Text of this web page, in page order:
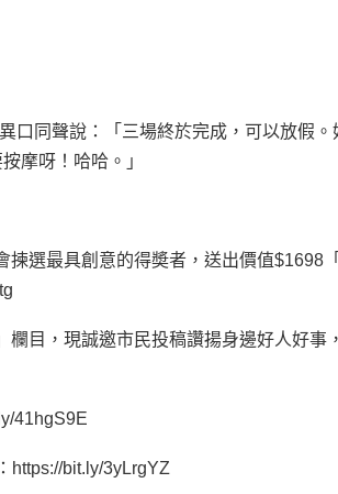
口同聲說：「三場終於完成，可以放假。
摩呀！哈哈。」
揀選最具創意的得奬者，送出價值$1698
欄目，現誠邀市民投稿讚揚身邊好人好事
41hgS9E
https://bit.ly/3yLrgYZ